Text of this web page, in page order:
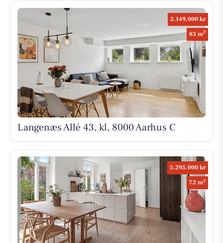
2.149.000 kr
83 m2
Langenæs Allé 43, kl, 8000 Aarhus C
5.295.000 kr
72 m2